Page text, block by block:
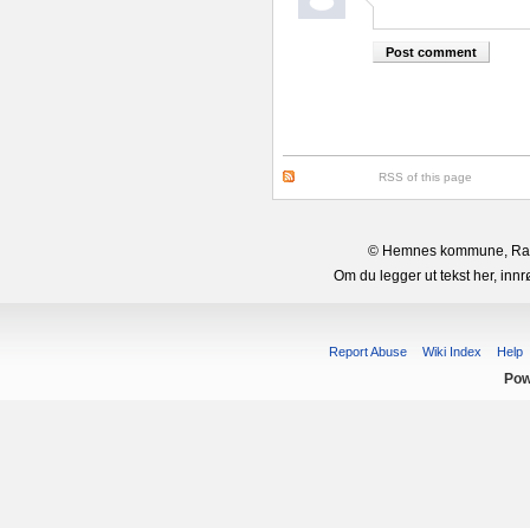
RSS of this page
© Hemnes kommune,
Om du legger ut tekst her,
Report Abuse Wiki Index Help